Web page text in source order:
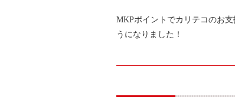
MKPポイントでカリテコのお支
うになりました！